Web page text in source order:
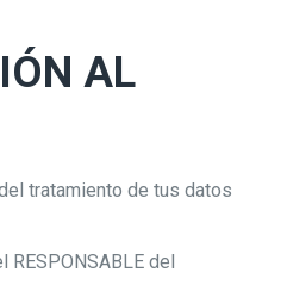
AL
tratamiento de tus datos
RESPONSABLE del